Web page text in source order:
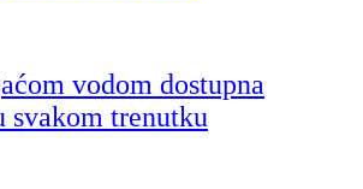
vodom dostupna
svakom trenutku